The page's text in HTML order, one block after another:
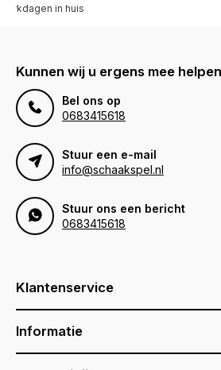
in huis
Kunnen wij u ergens mee
Bel ons op
0683415618
Stuur een e-mail
info@schaakspel.nl
Stuur ons een bericht
0683415618
Klantenservice
Informatie